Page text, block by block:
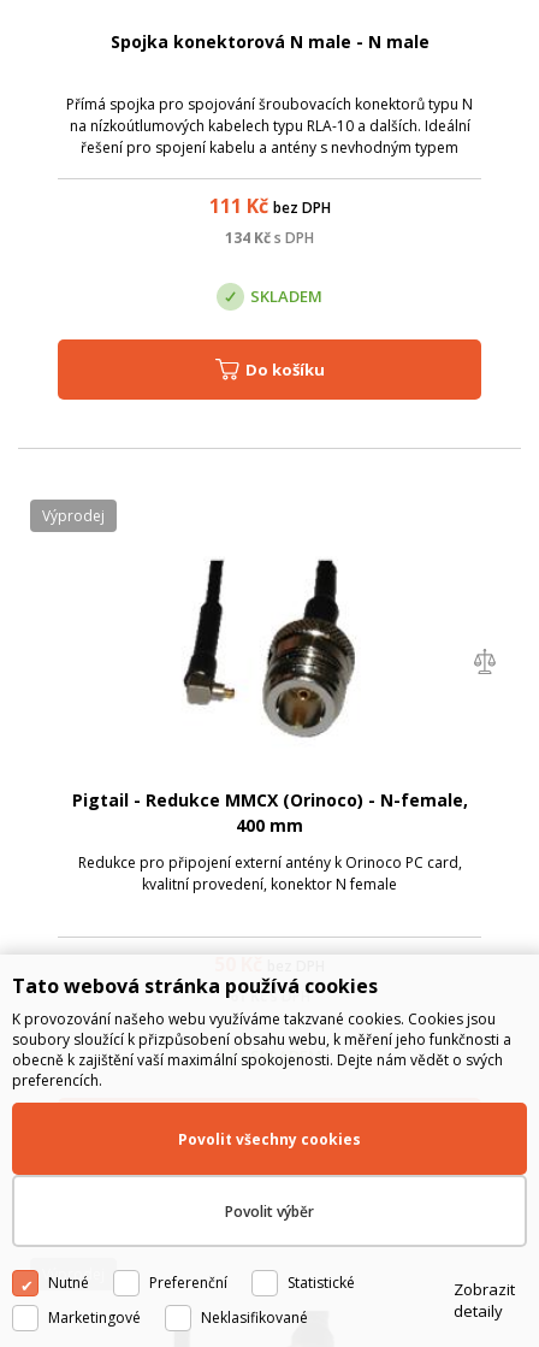
Spojka konektorová N male - N male
Přímá spojka pro spojování šroubovacích konektorů typu N
na nízkoútlumových kabelech typu RLA-10 a dalších. Ideální
řešení pro spojení kabelu a antény s nevhodným typem
111 Kč bez DPH
134 Kčs DPH
SKLADEM
Do košíku
Pigtail - Redukce MMCX (Orinoco) - N-female,
400 mm
Redukce pro připojení externí antény k Orinoco PC card,
kvalitní provedení, konektor N female
61Kčs DPH
Výprodej
SKLADEM
Do košíku
Výprodej
Tato webová stránka používá cookies
K provozování našeho webu využíváme takzvané cookies. Cookies jsou
soubory sloužící k přizpůsobení obsahu webu, k měření jeho funkčnosti a
obecně k zajištění vaší maximální spokojenosti. Dejte nám vědět o svých
preferencích.
Povolit výběr
Povolit všechny cookies
Nutné Preferenční
Statistické
Marketingové
Neklasifikované
Zobrazit
detaily